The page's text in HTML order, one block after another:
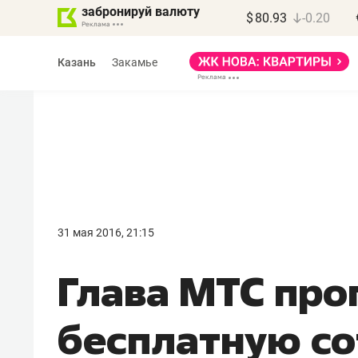
забронируй валюту $ 80.93 -0.20
Казань Закамье
31 мая 2016, 21:15
Глава МТС
бесплатную
правил, бизнес может
потерять минимум